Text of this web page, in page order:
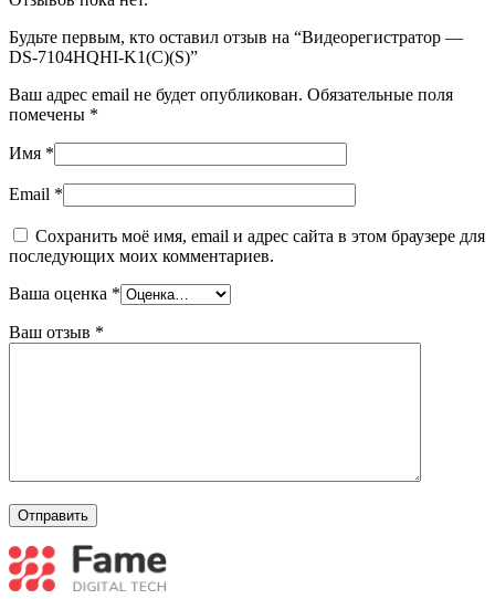
Будьте первым, кто оставил отзыв на “Видеорегистратор —
DS-7104HQHI-K1(C)(S)”
Ваш адрес email не будет опубликован. Обязательные поля
помечены *
Имя *
Email *
Сохранить моё имя, email и адрес сайта в этом браузере для
последующих моих комментариев.
Ваша оценка *
Ваш отзыв *